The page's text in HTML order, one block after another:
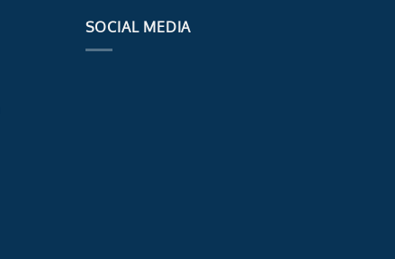
SOCIAL MEDIA